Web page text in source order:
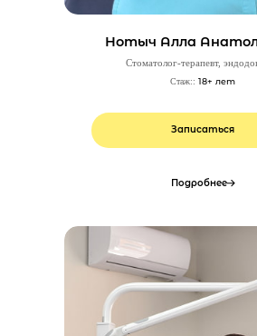
Нотыч Алла
Стоматолог-терапевт,
Стаж:: 18+ лет
Записаться
Подробнее